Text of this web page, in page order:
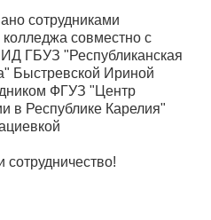
сотрудниками
совместно с
ГБУЗ "Республиканская
Быстревской Ириной
ФГУЗ "Центр
в Республике Карелия"
сотрудничество!